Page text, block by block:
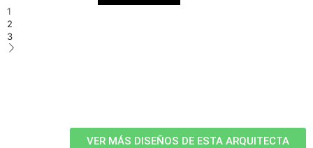
1
2
3
VER MÁS DISEÑOS DE ESTA ARQUITECTA